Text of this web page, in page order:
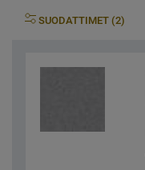
SUODATTIMET (2)